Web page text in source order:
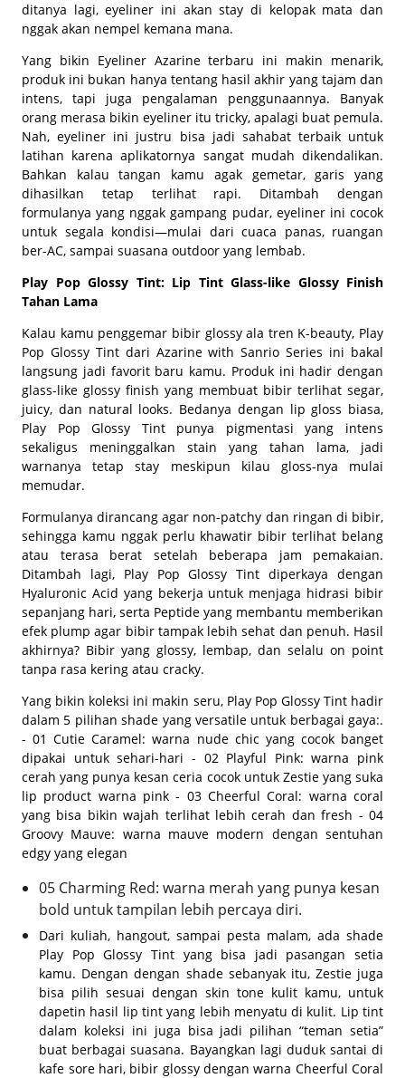
ditanya lagi, eyeliner ini akanstay di kelopak mata dan
nggak akan nempel kemana mana.
Yang bikin Eyeliner Azarine terbaru ini makin menarik,
produk ini bukan hanya tentang hasil akhir yang tajam dan
intens, tapi juga pengalaman penggunaannya. Banyak
orang merasa bikin eyeliner itu tricky, apalagi buat pemula.
Nah, eyeliner ini justru bisa jadi sahabat terbaik untuk
latihan karena aplikatornya sangat mudah dikendalikan.
Bahkan kalau tangan kamu agak gemetar, garis yang
dihasilkan tetap terlihat rapi. Ditambah dengan
formulanya yang nggak gampang pudar, eyeliner ini cocok
untuk segala kondisi—mulai dari cuaca panas, ruangan
ber-AC, sampai suasana outdoor yang lembab.
Play Pop Glossy Tint: Lip Tint Glass-like Glossy Finish
Tahan Lama
Kalau kamu penggemar bibir glossyala tren K-beauty, Play
Pop Glossy Tint dari Azarine with Sanrio Series ini bakal
langsung jadi favorit baru kamu. Produk ini hadir dengan
glass-like glossy finish yang membuat bibir terlihat segar,
juicy, dan natural looks. Bedanya dengan lip gloss biasa,
Play Pop Glossy Tint punya pigmentasi yang intens
sekaligus meninggalkan stain yang tahan lama, jadi
warnanya tetapstay meskipun kilau gloss-nya mulai
memudar.
Formulanya dirancang agar non-patchy dan ringan di bibir,
sehingga kamu nggak perlu khawatir bibir terlihat belang
atau terasa berat setelah beberapa jam pemakaian.
Ditambah lagi, Play Pop Glossy Tint diperkaya dengan
Hyaluronic Acid yang bekerja untuk menjaga hidrasi bibir
sepanjang hari, serta Peptide yang membantu memberikan
efek plump agar bibir tampak lebih sehat dan penuh. Hasil
akhirnya? Bibir yang glossy, lembap, dan selalu on point
tanpa rasa kering atau cracky.
Yang bikin koleksi ini makin seru, Play Pop Glossy Tint hadir
dalam 5 pilihan shade yang versatile untuk berbagai gaya:.
- 01 Cutie Caramel: warna nude chic yang cocok banget
dipakai untuk sehari-hari - 02 Playful Pink: warna pink
cerah yang punya kesan ceria cocok untuk Zestie yang suka
lip product warna pink - 03 Cheerful Coral: warna coral
yang bisa bikin wajah terlihat lebih cerah dan fresh - 04
Groovy Mauve: warna mauve modern dengan sentuhan
edgy yang elegan
05 Charming Red: warna merah yang punya kesan
bold untuk tampilan lebih percaya diri.
Dari kuliah, hangout, sampai pesta malam, adashade
Play Pop Glossy Tint yang bisa jadi pasangan setia
kamu. Dengan dengan shade sebanyak itu, Zestie juga
bisa pilih sesuai denganskin tone kulit kamu, untuk
dapetin hasil lip tint yang lebih menyatu di kulit. Lip tint
dalam koleksi ini juga bisa jadi pilihan “teman setia”
buat berbagai suasana. Bayangkan lagi duduk santai di
kafe sore hari, bibir glossydengan warna Cheerful Coral